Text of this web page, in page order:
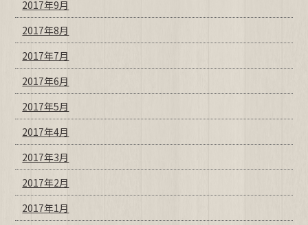
2017年9月
2017年8月
2017年7月
2017年6月
2017年5月
2017年4月
2017年3月
2017年2月
2017年1月